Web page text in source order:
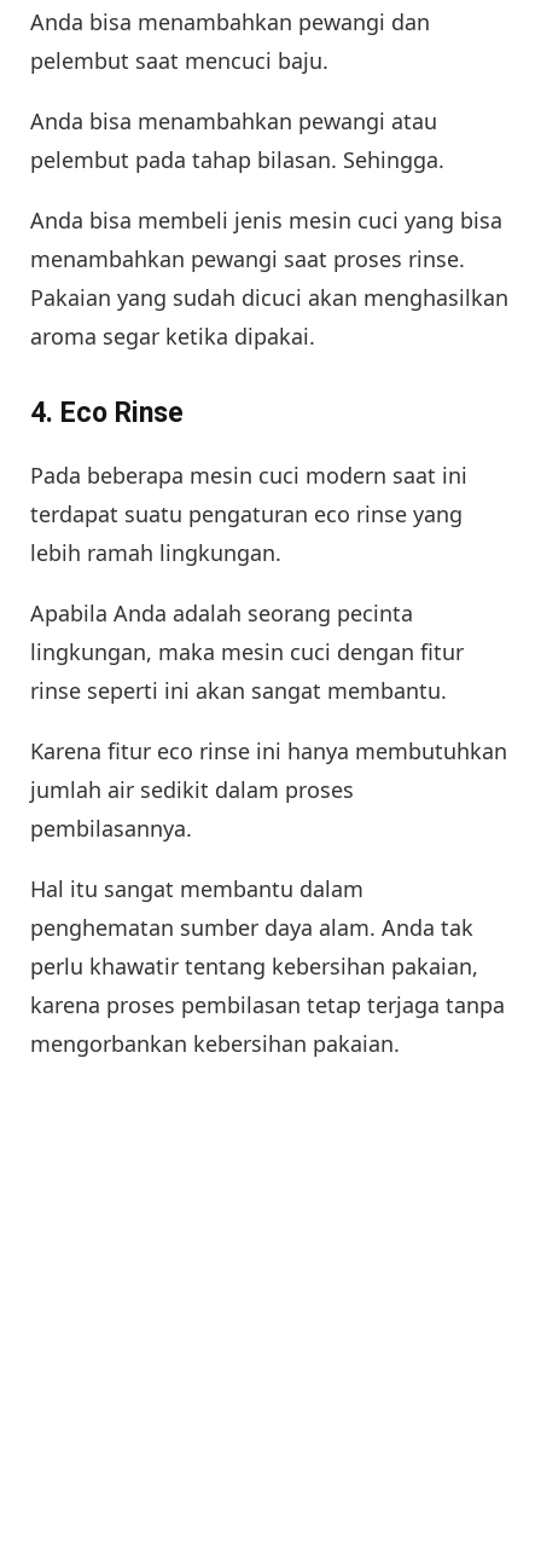
Anda bisa menambahkan pewangi dan
pelembut saat mencuci baju.
Anda bisa menambahkan pewangi atau
pelembut pada tahap bilasan. Sehingga.
Anda bisa membeli jenis mesin cuci yang bisa
menambahkan pewangi saat proses rinse.
Pakaian yang sudah dicuci akan menghasilkan
aroma segar ketika dipakai.
4. Eco Rinse
Pada beberapa mesin cuci modern saat ini
terdapat suatu pengaturan eco rinse yang
lebih ramah lingkungan.
Apabila Anda adalah seorang pecinta
lingkungan, maka mesin cuci dengan fitur
rinse seperti ini akan sangat membantu.
Karena fitur eco rinse ini hanya membutuhkan
jumlah air sedikit dalam proses
pembilasannya.
Hal itu sangat membantu dalam
penghematan sumber daya alam. Anda tak
perlu khawatir tentang kebersihan pakaian,
karena proses pembilasan tetap terjaga tanpa
mengorbankan kebersihan pakaian.